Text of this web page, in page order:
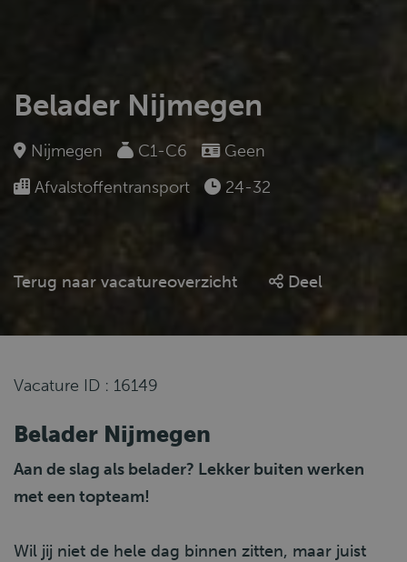
Belader Nijmegen
Nijmegen C1-C6
Geen
Afvalstoffentransport
24-32
Terug naar vacatureoverzicht Deel
Vacature ID : 16149
Belader Nijmegen
Aan de slag als belader? Lekker buiten werken
met een topteam!
Wil jij niet de hele dag binnen zitten, maar juist